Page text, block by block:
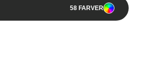
58 FARVER